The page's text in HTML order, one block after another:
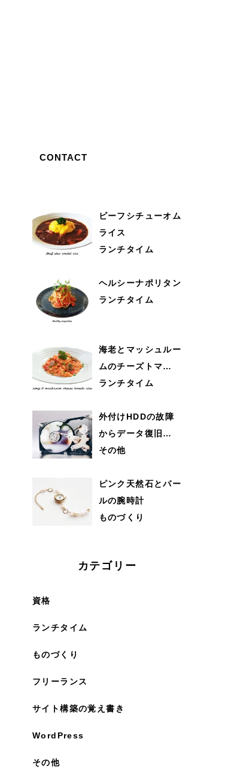
CONTACT
ビーフシチューオム
ライス
ランチタイム
ヘルシーナポリタン
ランチタイム
海老とマッシュルー
ムのチーズトマ…
ランチタイム
外付けHDDの故障
からデータ復旧…
その他
ピンク天然石とパー
ルの腕時計
ものづくり
カテゴリー
資格
ランチタイム
ものづくり
フリーランス
サイト構築の覚え書き
WordPress
その他